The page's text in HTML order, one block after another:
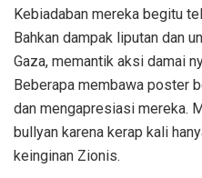
Kebiadaban mereka begitu
Bahkan dampak liputan dan
Gaza, memantik aksi damai
Beberapa membawa poster
dan mengapresiasi mereka.
bullyan karena kerap kali
keinginan Zionis.